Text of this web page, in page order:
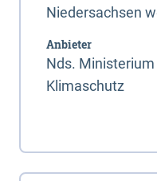
Niedersachsen
Anbieter
Nds.
Klimaschutz